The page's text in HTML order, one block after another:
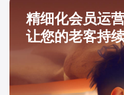
精细化会员运
让您的老客持